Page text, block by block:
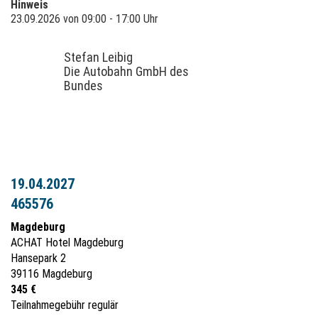
Hinweis
23.09.2026 von 09:00 - 17:00 Uhr
Stefan Leibig
Die Autobahn GmbH des
Bundes
19.04.2027
465576
Magdeburg
ACHAT Hotel Magdeburg
Hansepark 2
39116 Magdeburg
345 €
Teilnahmegebühr regulär